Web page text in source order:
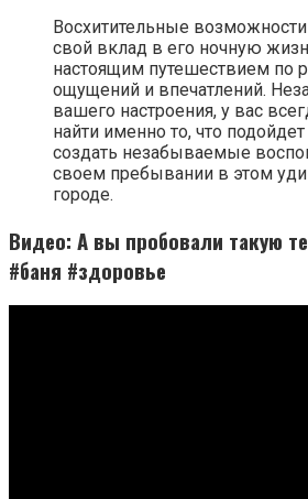
Восхитительные
свой вклад в его ночную
настоящим путешествием по
ощущений и впечатлений.
вашего настроения, у вас
найти именно то, что
создать незабываемые
своем пребывании в этом
городе.
Видео: А вы пробовали такую
#баня #здоровье